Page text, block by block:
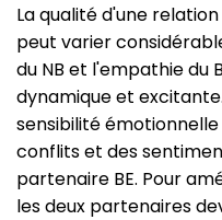
La qualité d'une
peut varier
du NB et l'empathie du
dynamique et
sensibilité
conflits et des
partenaire BE. Pour
les deux partenaires